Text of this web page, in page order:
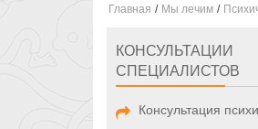
Главная / Мы лечим /
КОНСУЛЬТАЦИИ
СПЕЦИАЛИСТОВ
Консультация